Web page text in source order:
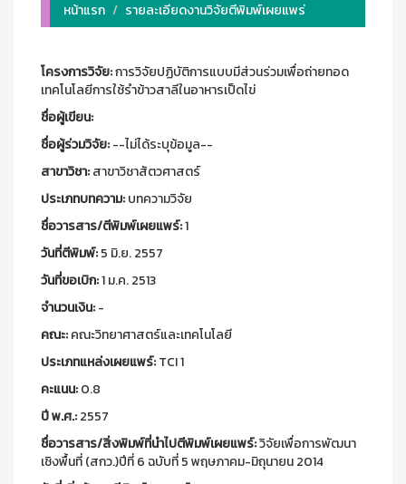
หน้าแรก
รายละเอียดงานวิจัยตีพิมพ์เผยแพร่
โครงการวิจัย:การวิจัยปฏิบัติการแบบมีส่วนร่วมเพื่อถ่ายทอด
เทคโนโลยีการใช้รำข้าวสาลีในอาหารเป็ดไข่
ชื่อผู้เขียน:
ชื่อผู้ร่วมวิจัย:--ไม่ได้ระบุข้อมูล--
สาขาวิชา:สาขาวิชาสัตวศาสตร์
ประเภทบทความ:บทความวิจัย
ชื่อวารสาร/ตีพิมพ์เผยแพร์:1
วันที่ตีพิมพ์:5 มิ.ย. 2557
วันที่ขอเบิก:1 ม.ค. 2513
จำนวนเงิน:-
คณะ:คณะวิทยาศาสตร์และเทคโนโลยี
ประเภทแหล่งเผยแพร์:TCI 1
คะแนน:0.8
ปี พ.ศ.:2557
ชื่อวารสาร/สิ่งพิมพ์ที่นำไปตีพิมพ์เผยแพร์:วิจัยเพื่อการพัฒนา
เชิงพื้นที่ (สกว.)ปีที่ 6 ฉบับที่ 5 พฤษภาคม-มิถุนายน 2014